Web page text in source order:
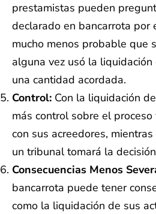
prestamistas pueden
declarado en bancarrota por
mucho menos probable que
alguna vez usó la
una cantidad acordada.
Control: Con la liquidación
más control sobre el
con sus acreedores,
un tribunal tomará la
Consecuencias Menos
bancarrota puede tener
como la liquidación de sus